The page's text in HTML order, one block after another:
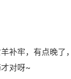
补牢，有点晚了
对呀~